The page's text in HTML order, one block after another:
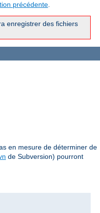
précédente
enregistrer des fichiers
en mesure de déterminer de
de Subversion) pourront